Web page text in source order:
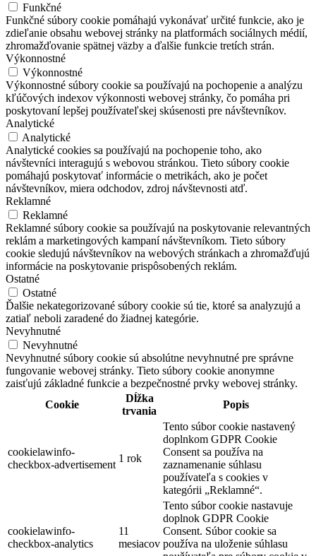
Funkčné
Funkčné súbory cookie pomáhajú vykonávať určité funkcie, ako je
zdieľanie obsahu webovej stránky na platformách sociálnych médií,
zhromažďovanie spätnej väzby a ďalšie funkcie tretích strán.
Výkonnostné
Výkonnostné
Výkonnostné súbory cookie sa používajú na pochopenie a analýzu
kľúčových indexov výkonnosti webovej stránky, čo pomáha pri
poskytovaní lepšej používateľskej skúsenosti pre návštevníkov.
Analytické
Analytické
Analytické cookies sa používajú na pochopenie toho, ako
návštevníci interagujú s webovou stránkou. Tieto súbory cookie
pomáhajú poskytovať informácie o metrikách, ako je počet
návštevníkov, miera odchodov, zdroj návštevnosti atď.
Reklamné
Reklamné
Reklamné súbory cookie sa používajú na poskytovanie relevantných
reklám a marketingových kampaní návštevníkom. Tieto súbory
cookie sledujú návštevníkov na webových stránkach a zhromažďujú
informácie na poskytovanie prispôsobených reklám.
Ostatné
Ostatné
Ďalšie nekategorizované súbory cookie sú tie, ktoré sa analyzujú a
zatiaľ neboli zaradené do žiadnej kategórie.
Nevyhnutné
Nevyhnutné
Nevyhnutné súbory cookie sú absolútne nevyhnutné pre správne
fungovanie webovej stránky. Tieto súbory cookie anonymne
zaisťujú základné funkcie a bezpečnostné prvky webovej stránky.
Cookie
Dĺžka
trvania
Popis
cookielawinfo-
checkbox-advertisement
1 rok
Tento súbor cookie nastavený
doplnkom GDPR Cookie
Consent sa používa na
zaznamenanie súhlasu
používateľa s cookies v
kategórii „Reklamné“.
cookielawinfo-
checkbox-analytics
11
mesiacov
Tento súbor cookie nastavuje
doplnok GDPR Cookie
Consent. Súbor cookie sa
používa na uloženie súhlasu